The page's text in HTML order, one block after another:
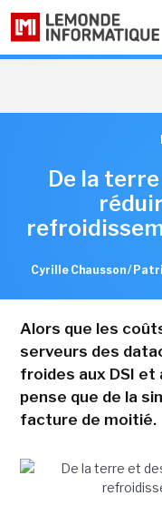
De la
Cyrille Chausson /
Alors que les
serveurs des
froides aux DSI et
pense que de la
facture de moitié.